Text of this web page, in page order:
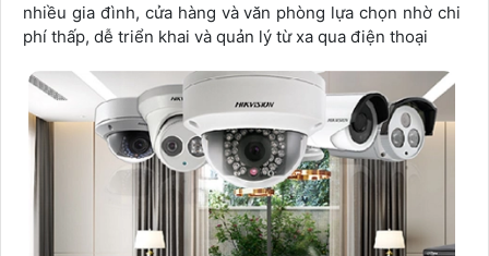
nhiều gia đình, cửa hàng và văn phòng lựa chọn nhờ chi
phí thấp, dễ triển khai và quản lý từ xa qua điện thoại